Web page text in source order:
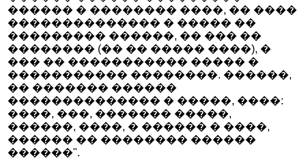
������ � �������� ����, �� ����
�������������� � ����� ��
��������� ������, �� ��� ��
�������� (�� �� ����� ����), �
��� �� ����������� ����� �
����������� ��������. ������,
�� ������� ������
�������������� � �����, ����:
����, ���, ������� �����,
������, ����, � ������ � ����,
������ �� �������� ������
������".